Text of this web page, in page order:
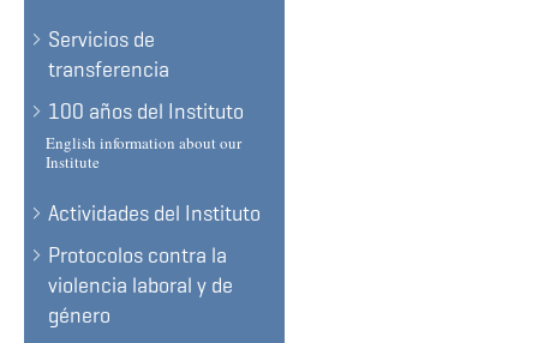
Servicios de
transferencia
100 años del Instituto
English information about our
Institute
Actividades del Instituto
Protocolos contra la
violencia laboral y de
género